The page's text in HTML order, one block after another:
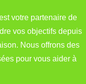
votre partenaire de
vos objectifs depuis
Nous offrons des
pour vous aider à